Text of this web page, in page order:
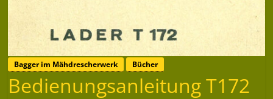
Bagger im Mähdrescherwerk Bücher
Bedienungsanleitung T172